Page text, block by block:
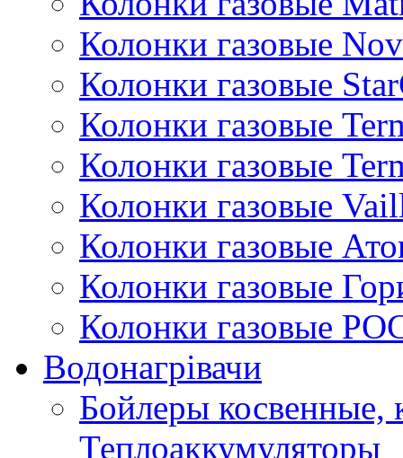
Колонки газовые
Колонки газовые
Колонки газовые
Колонки газовые
Колонки газовые
Колонки газовые
Колонки газовые
Колонки газовые
Водонагрівачи
Бойлеры косвенные,
Теплоаккумуляторы